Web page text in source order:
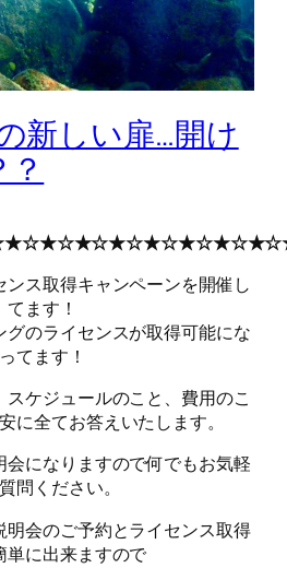
新しい扉…開け
ス取得キャンペーンを開催し
てます！
グのライセンスが取得可能にな
ってます！
ケジュールのこと、費用のこ
に全てお答えいたします。
になりますので何でもお気軽
問ください。
会のご予約とライセンス取得
単に出来ますので